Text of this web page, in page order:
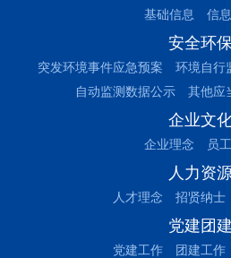
基础信息 信
安全环保
突发环境事件应急预案 环境自行
自动监测数据公示
其他应
企业文
企业理念 员
人力资
人才理念 招贤纳士
党建团建
党建工作 团建工作